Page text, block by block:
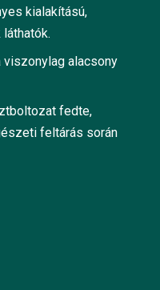
kialakítású,
viszonylag alacsony
fedte,
feltárás során